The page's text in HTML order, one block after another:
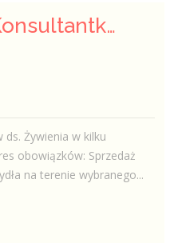
Konsultant / Konsultantka ds. żywienia
Żywienia w kilku
obowiązków: Sprzedaż
na terenie wybranego...